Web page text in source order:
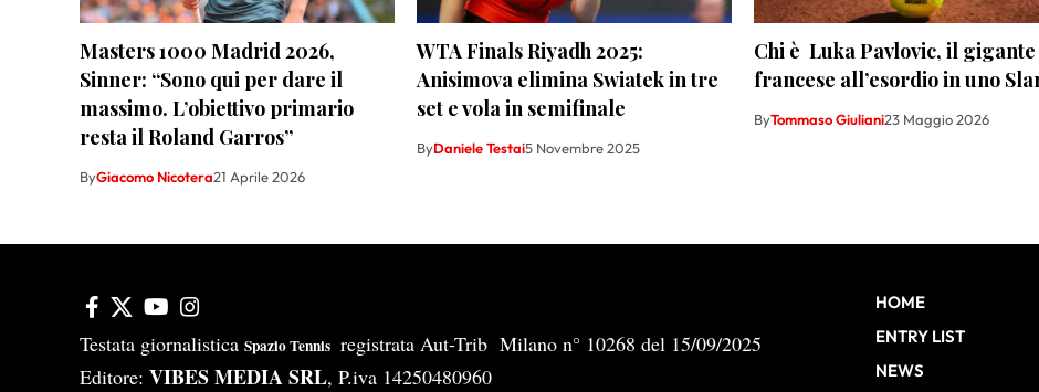
Masters 1000 Madrid 2026,
Sinner: “Sono qui per dare il
massimo. L’obiettivo primario
resta il Roland Garros”
ByGiacomo Nicotera21 Aprile 2026
WTA Finals Riyadh 2025:
Anisimova elimina Swiatek in tre
set e vola in semifinale
ByDaniele Testai5 Novembre 2025
Chi è Luka Pavlovic, il gigante
francese all’esordio in uno
ByTommaso Giuliani23 Maggio 2026
Testata giornalistica Spazio Tennis registrata Aut-Trib Milano n° 10268 del 15/09/2025
Editore: VIBES MEDIA SRL, P.iva 14250480960
HOME
ENTRY LIST
NEWS